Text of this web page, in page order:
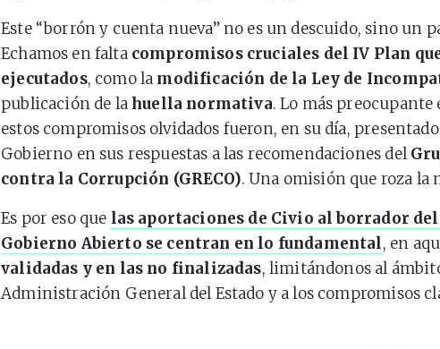
Este “borrón y cuenta nueva” no es un descuido, sino un
Echamos en falta compromisos cruciales del IV Plan
ejecutados, como la modificación de la Ley de
publicación de lahuella normativa. Lo más preocupante
estos compromisos olvidados fueron, en su día,
Gobierno en sus respuestas a las recomendaciones del
contra la Corrupción (GRECO). Una omisión que roza la
Es por eso que las aportaciones de Civio al borrador del
Gobierno Abierto se centran en lo fundamental, en
validadas y en las no finalizadas, limitándonos al
Administración General del Estado y a los compromisos